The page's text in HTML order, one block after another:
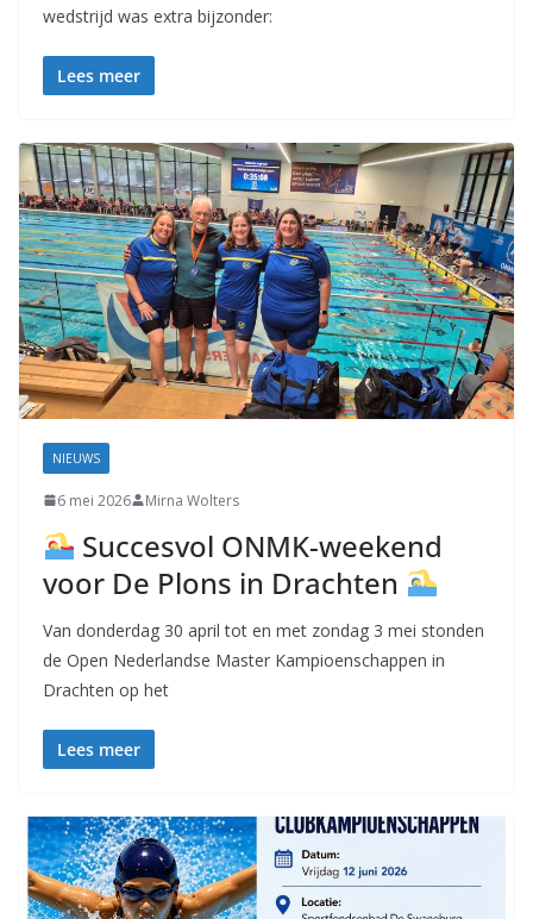
wedstrijd was extra bijzonder:
Lees meer
NIEUWS
6 mei 2026 Mirna Wolters
Succesvol ONMK-weekend
voor De Plons in Drachten
Van donderdag 30 april tot en met zondag 3 mei stonden
de Open Nederlandse Master Kampioenschappen in
Drachten op het
Lees meer